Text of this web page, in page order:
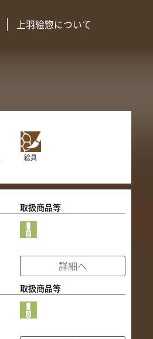
上羽絵惣について
絵具
取扱商品等
詳細へ
取扱商品等